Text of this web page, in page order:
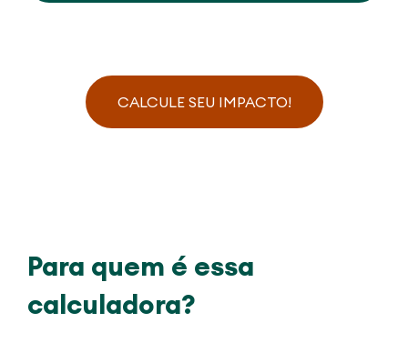
CALCULE SEU IMPACTO!
Para quem é essa
calculadora?